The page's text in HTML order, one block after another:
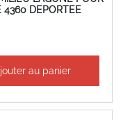
4360 DEPORTEE
au panier